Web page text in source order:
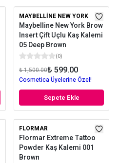
MAYBELLINE NEW YORK
Maybelline New York Brow
Insert Çift Uçlu Kaş Kalemi
05 Deep Brown
(0)
₺ 1,500.00₺ 599.00
Cosmetica Üyelerine Özel!
Sepete Ekle
FLORMAR
Flormar Extreme Tattoo
Powder Kaş Kalemi 001
Brown